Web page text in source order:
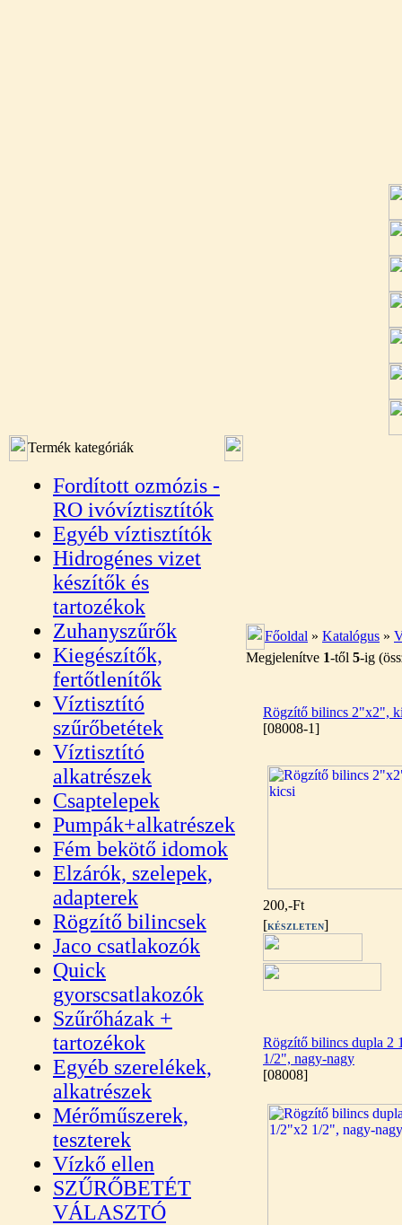
Termék kategóriák
Fordított ozmózis -
RO ivóvíztisztítók
Egyéb víztisztítók
Hidrogénes vizet
készítők és
tartozékok
Zuhanyszűrők
Kiegészítők,
fertőtlenítők
Víztisztító
szűrőbetétek
Víztisztító
alkatrészek
Csaptelepek
Pumpák+alkatrészek
Fém bekötő idomok
Elzárók, szelepek,
adapterek
Rögzítő bilincsek
Jaco csatlakozók
Quick
gyorscsatlakozók
Szűrőházak +
tartozékok
Egyéb szerelékek,
alkatrészek
Mérőműszerek,
teszterek
Vízkő ellen
SZŰRŐBETÉT
VÁLASZTÓ
Főoldal » Katalógus »
Megjelenítve 1-től 5-ig
Rögzítő bilincs 2"x2",
[08008-1]
200,-Ft
[KÉSZLETEN]
Rögzítő bilincs dupla 2
1/2", nagy-nagy
[08008]